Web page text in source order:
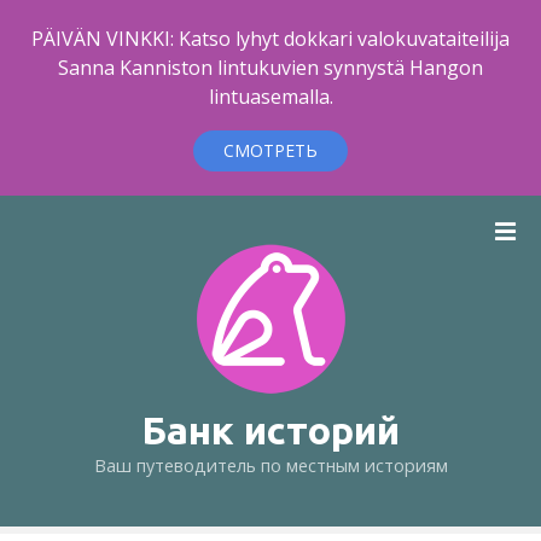
PÄIVÄN VINKKI: Katso lyhyt dokkari valokuvataiteilija
Sanna Kanniston lintukuvien synnystä Hangon
lintuasemalla.
СМОТРЕТЬ
е
Банк историй
Ваш путеводитель по местным историям